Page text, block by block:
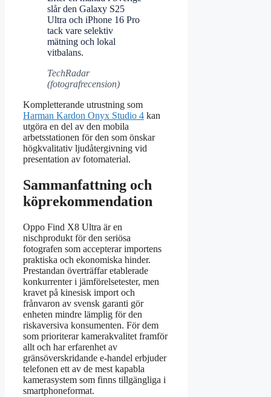
slår den Galaxy S25
Ultra och iPhone 16 Pro
tack vare selektiv
mätning och lokal
vitbalans.
TechRadar
(fotografrecension)
Kompletterande utrustning som
Harman Kardon Onyx Studio 4 kan
utgöra en del av den mobila
arbetsstationen för den som önskar
högkvalitativ ljudåtergivning vid
presentation av fotomaterial.
Sammanfattning och
köprekommendation
Oppo Find X8 Ultra är en
nischprodukt för den seriösa
fotografen som accepterar importens
praktiska och ekonomiska hinder.
Prestandan överträffar etablerade
konkurrenter i jämförelsetester, men
kravet på kinesisk import och
frånvaron av svensk garanti gör
enheten mindre lämplig för den
riskaversiva konsumenten. För dem
som prioriterar kamerakvalitet framför
allt och har erfarenhet av
gränsöverskridande e-handel erbjuder
telefonen ett av de mest kapabla
kamerasystem som finns tillgängliga i
smartphoneformat.